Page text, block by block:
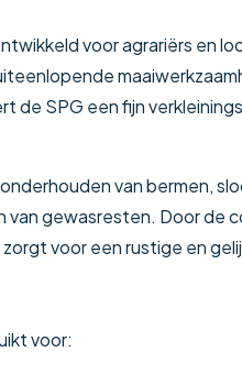
voor agrariërs en
de SPG een fijn
van bermen,
gewasresten. Door de
voor een rustige en
voor: